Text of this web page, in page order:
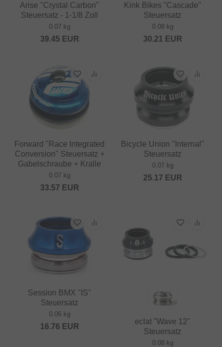
Arise "Crystal Carbon"
Steuersatz - 1-1/8 Zoll
0.07 kg
39.45 EUR
Kink Bikes "Cascade"
Steuersatz
0.08 kg
30.21 EUR
Forward "Race Integrated
Conversion" Steuersatz +
Gabelschraube + Kralle
0.07 kg
33.57 EUR
Bicycle Union "Internal"
Steuersatz
0.07 kg
25.17 EUR
Session BMX "IS"
Steuersatz
0.06 kg
16.76 EUR
eclat "Wave 12"
Steuersatz
0.08 kg